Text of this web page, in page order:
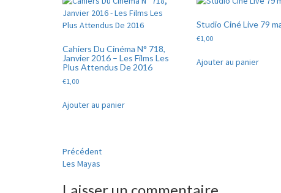
Cahiers Du Cinéma N° 718,
Janvier 2016 – Les Films Les
Plus Attendus De 2016
€1,00
Ajouter au panier
Studio Ciné Live 79
€1,00
Ajouter au panier
Navigation
d'article
Précédent
Les Mayas